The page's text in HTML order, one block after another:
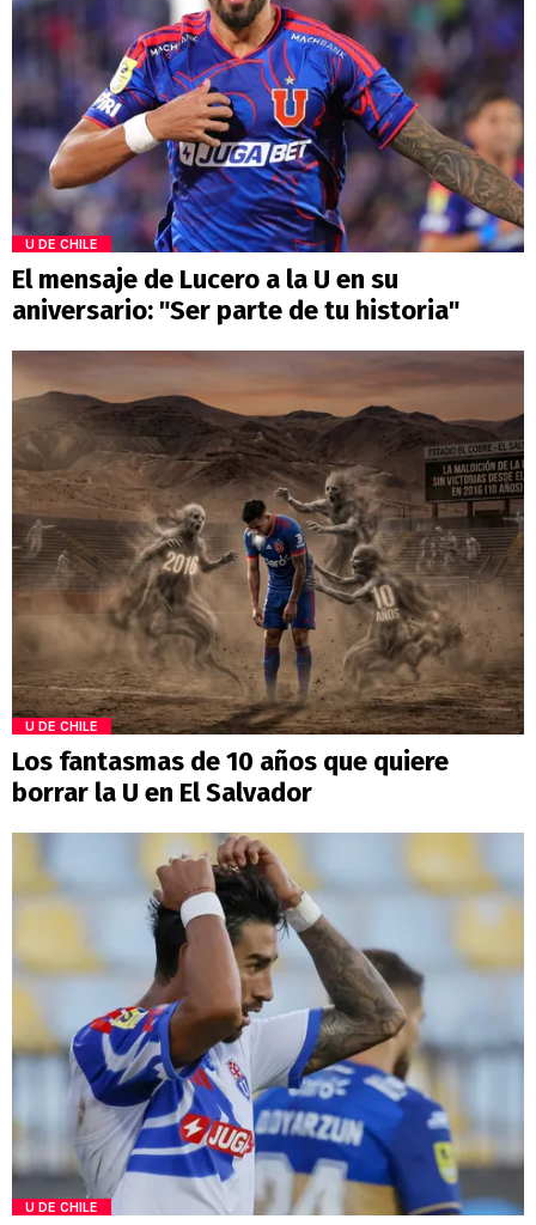
U DE CHILE
El mensaje de Lucero a la U en su
aniversario: "Ser parte de tu historia"
U DE CHILE
Los fantasmas de 10 años que quiere
borrar la U en El Salvador
U DE CHILE